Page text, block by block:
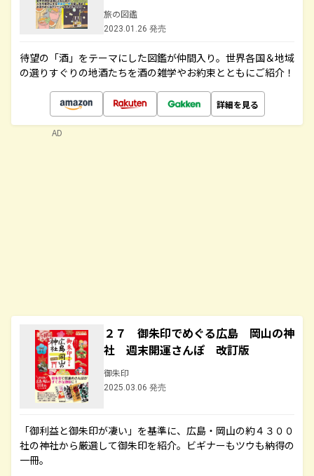
旅の図鑑
2023.01.26 発売
待望の「酒」をテーマにした図鑑が仲間入り。世界各国＆地域
の選りすぐりの地酒たちを酒の雑学やお約束とともにご紹介！
詳細を見る
２７ 御朱印でめぐる広島 岡山の神
社 週末開運さんぽ 改訂版
御朱印
2025.03.06 発売
「御利益と御朱印が凄い」を基準に、広島・岡山の約４３００
社の神社から厳選して御朱印を紹介。ビギナーもツウも納得の
一冊。
AD